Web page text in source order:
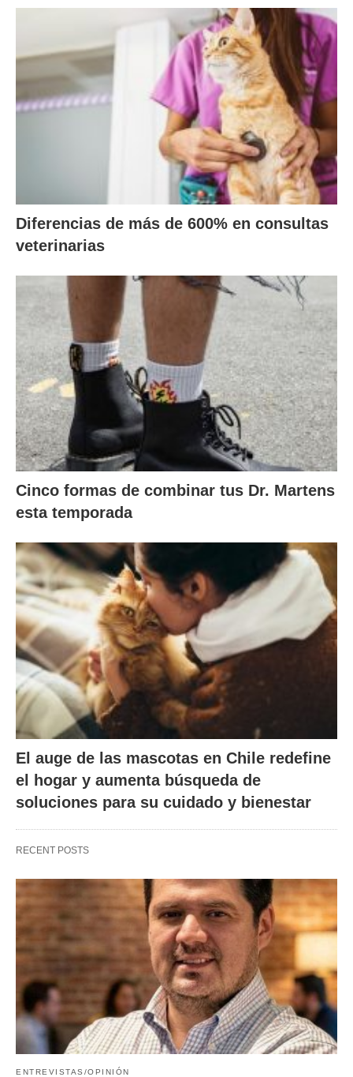
Diferencias de más de 600% en consultas
veterinarias
Cinco formas de combinar tus Dr. Martens
esta temporada
El auge de las mascotas en Chile redefine
el hogar y aumenta búsqueda de
soluciones para su cuidado y bienestar
RECENT POSTS
ENTREVISTAS/OPINIÓN